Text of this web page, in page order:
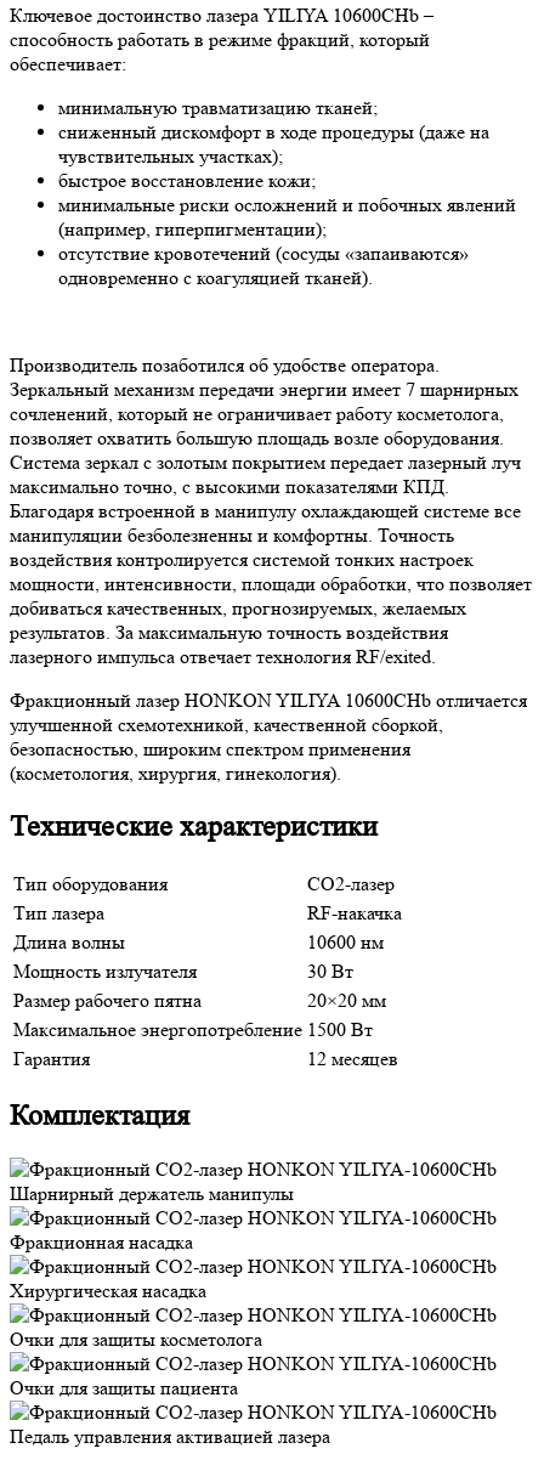
Ключевое достоинство лазера YILIYA 10600CHb –
способность работать в режиме фракций, который
обеспечивает:
минимальную травматизацию тканей;
сниженный дискомфорт в ходе процедуры (даже на
чувствительных участках);
быстрое восстановление кожи;
минимальные риски осложнений и побочных явлений
(например, гиперпигментации);
отсутствие кровотечений (сосуды «запаиваются»
одновременно с коагуляцией тканей).
Производитель позаботился об удобстве оператора.
Зеркальный механизм передачи энергии имеет 7 шарнирных
сочленений, который не ограничивает работу косметолога,
позволяет охватить большую площадь возле оборудования.
Система зеркал с золотым покрытием передает лазерный луч
максимально точно, с высокими показателями КПД.
Благодаря встроенной в манипулу охлаждающей системе все
манипуляции безболезненны и комфортны. Точность
воздействия контролируется системой тонких настроек
мощности, интенсивности, площади обработки, что позволяет
добиваться качественных, прогнозируемых, желаемых
результатов. За максимальную точность воздействия
лазерного импульса отвечает технология RF/exited.
Фракционный лазер HONKON YILIYA 10600CHb отличается
улучшенной схемотехникой, качественной сборкой,
безопасностью, широким спектром применения
(косметология, хирургия, гинекология).
Технические характеристики
Тип оборудования
CO2-лазер
Тип лазера
RF-накачка
Длина волны
10600 нм
Мощность излучателя
30 Вт
Размер рабочего пятна
20×20 мм
Максимальное энергопотребление 1500 Вт
Гарантия
12 месяцев
Комплектация
Шарнирный держатель манипулы
Фракционная насадка
Хирургическая насадка
Очки для защиты косметолога
Очки для защиты пациента
Педаль управления активацией лазера